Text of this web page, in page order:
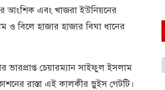
আংশিক এবং খাজরা ইউনিয়নের
ও বিলে হাজার হাজার বিঘা ধানের
চেয়ারম্যান সাইফুল ইসলাম
রাস্তা এই কালকীর স্লুইস গেটটি।